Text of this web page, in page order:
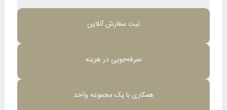
ثبت سفارش آنلاین
صرفه‌جویی در هزینه
همکاری با یک مجموعه واحد